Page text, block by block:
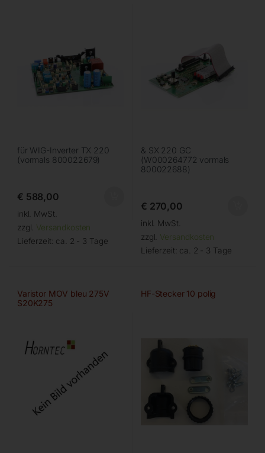
für WIG-Inverter TX 220
(vormals 800022679)
€ 588,00
inkl. MwSt.
zzgl. Versandkosten
Lieferzeit: ca. 2 - 3 Tage
& SX 220 GC
(W000264772 vormals
800022688)
€ 270,00
inkl. MwSt.
zzgl. Versandkosten
Lieferzeit: ca. 2 - 3 Tage
Varistor MOV bleu 275V
S20K275
HF-Stecker 10 polig